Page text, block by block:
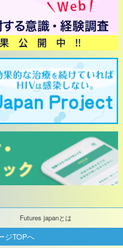
Futures japanとは
ジTOPへ